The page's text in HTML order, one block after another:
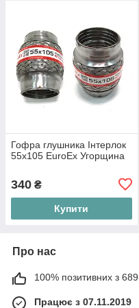
Гофра глушника Інтерлок
55x105 EuroEx Угорщина
340 ₴
Купити
Про нас
100% позитивних з 689
Працює з 07.11.2019